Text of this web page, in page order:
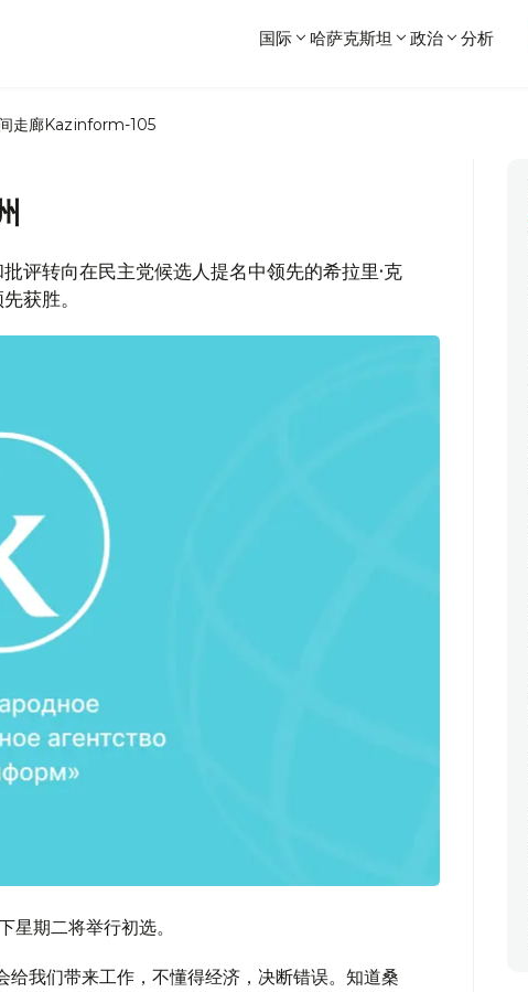
国际 哈萨克斯坦 政治 分析
走廊Kazinform-105
评转向在民主党候选人提名中领先的希拉里·克
获胜。
星期二将举行初选。
我们带来工作，不懂得经济，决断错误。知道桑